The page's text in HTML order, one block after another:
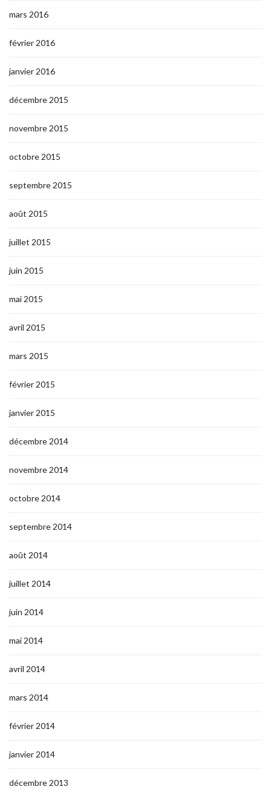
mars 2016
février 2016
janvier 2016
décembre 2015
novembre 2015
octobre 2015
septembre 2015
août 2015
juillet 2015
juin 2015
mai 2015
avril 2015
mars 2015
février 2015
janvier 2015
décembre 2014
novembre 2014
octobre 2014
septembre 2014
août 2014
juillet 2014
juin 2014
mai 2014
avril 2014
mars 2014
février 2014
janvier 2014
décembre 2013